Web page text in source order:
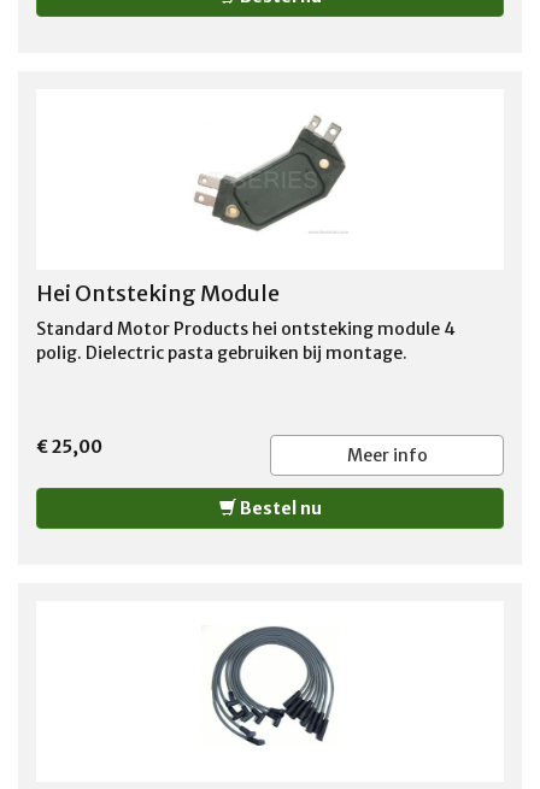
Hei Ontsteking Module
Standard Motor Products hei ontsteking module 4
polig. Dielectric pasta gebruiken bij montage.
€ 25,00 Meer info
Bestel nu